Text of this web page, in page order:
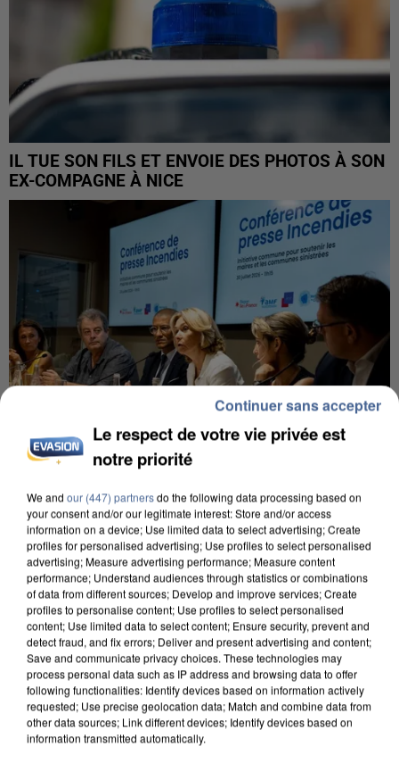
IL TUE SON FILS ET ENVOIE DES PHOTOS À SON
EX-COMPAGNE À NICE
INCENDIES : L’ÎLE-DE-FRANCE LANCE UN ÉLAN
DE SOLIDARITÉ AVEC LES...
Le respect de votre vie privée est
notre priorité
We and our (447) partnersdo the following data processing based on
your consent and/or our legitimate interest: Store and/or access
information on a device; Use limited data to select advertising; Create
profiles for personalised advertising; Use profiles to select personalised
advertising; Measure advertising performance; Measure content
performance; Understand audiences through statistics or combinations
of data from different sources; Develop and improve services; Create
profiles to personalise content; Use profiles to select personalised
content; Use limited data to select content; Ensure security, prevent and
detect fraud, and fix errors; Deliver and present advertising and content;
Save and communicate privacy choices. These technologies may
process personal data such as IP address and browsing data to offer
following functionalities: Identify devices based on information actively
requested; Use precise geolocation data; Match and combine data from
other data sources; Link different devices; Identify devices based on
information transmitted automatically.
Continuer sans accepter